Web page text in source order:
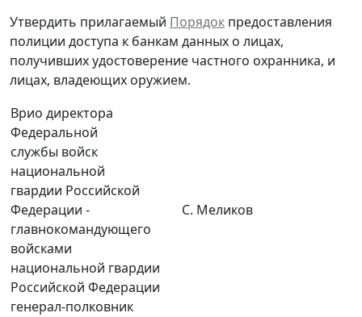
Утвердить прилагаемый Порядок предоставления
полиции доступа к банкам данных о лицах,
получивших удостоверение частного охранника, и
лицах, владеющих оружием.
Врио директора
Федеральной
службы войск
национальной
гвардии Российской
Федерации -
главнокомандующего
войсками
национальной гвардии
Российской Федерации
генерал-полковник
С. Меликов